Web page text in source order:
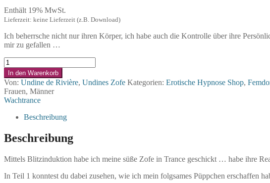
Enthält 19% MwSt.
Lieferzeit: keine Lieferzeit (z.B. Download)
Ich beherrsche nicht nur ihren Körper, ich habe auch die Kontrolle über ihre
mir zu gefallen …
Totale
Kontrolle
II
-
glücklich
&
gehorsam
Video)
Menge
In den Warenkorb
Von: Undine de Rivière, Undines Zofe Kategorien: Erotische Hypnose Shop,
Frauen, Männer
Wachtrance
Beschreibung
Beschreibung
Mittels Blitzinduktion habe ich meine süße Zofe in Trance geschickt … habe ihre
In Teil 1 konntest du dabei zusehen, wie ich mein folgsames Püppchen erschaffen